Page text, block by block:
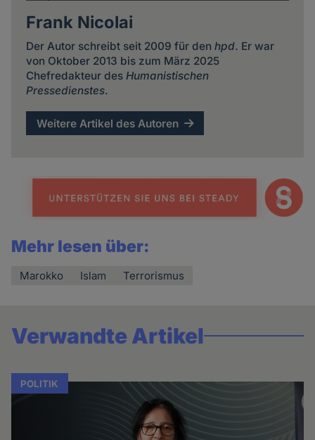
Frank Nicolai
Der Autor schreibt seit 2009 für den hpd. Er war
von Oktober 2013 bis zum März 2025
Chefredakteur des Humanistischen
Pressedienstes.
Weitere Artikel des Autoren
Mehr lesen über:
Marokko Islam Terrorismus
Verwandte Artikel
POLITIK